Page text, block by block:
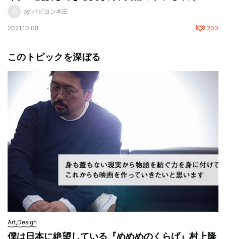
by パピヨン本田
2021.10.08 203
このトピックを深ぼる
Art,Design
僕は日本に絶望している『めめめのくらげ』村上隆